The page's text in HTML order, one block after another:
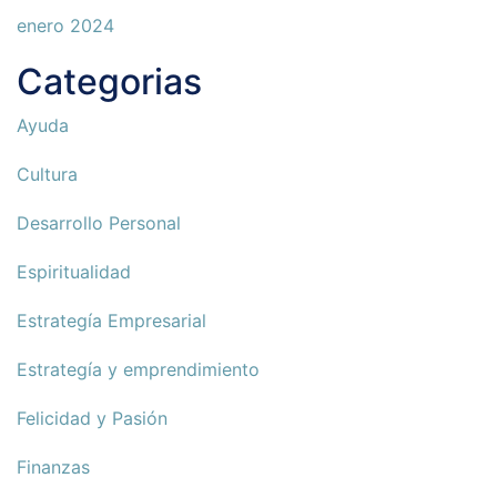
enero 2024
Categorias
Ayuda
Cultura
Desarrollo Personal
Espiritualidad
Estrategía Empresarial
Estrategía y emprendimiento
Felicidad y Pasión
Finanzas